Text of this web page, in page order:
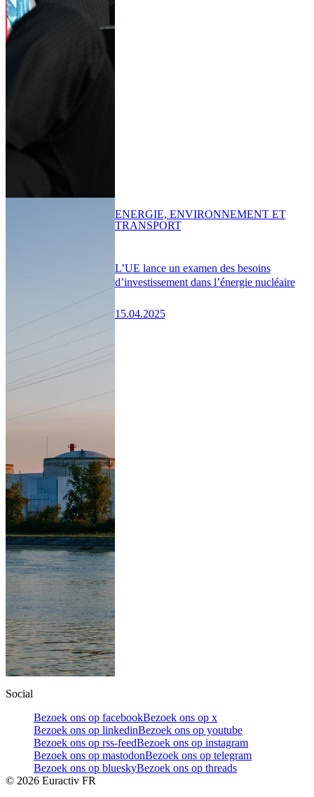
L’UE lance un examen des besoins
d’investissement dans l’énergie nucléaire
15.04.2025
ENERGIE, ENVIRONNEMENT ET
TRANSPORT
Social
Bezoek ons op facebookBezoek ons op x
Bezoek ons op linkedinBezoek ons op youtube
Bezoek ons op rss-feedBezoek ons op instagram
Bezoek ons op mastodonBezoek ons op telegram
Bezoek ons op blueskyBezoek ons op threads
© 2026 Euractiv FR